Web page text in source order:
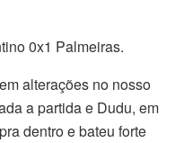
0x1 Palmeiras.
alterações no nosso
a partida e Dudu, em
dentro e bateu forte